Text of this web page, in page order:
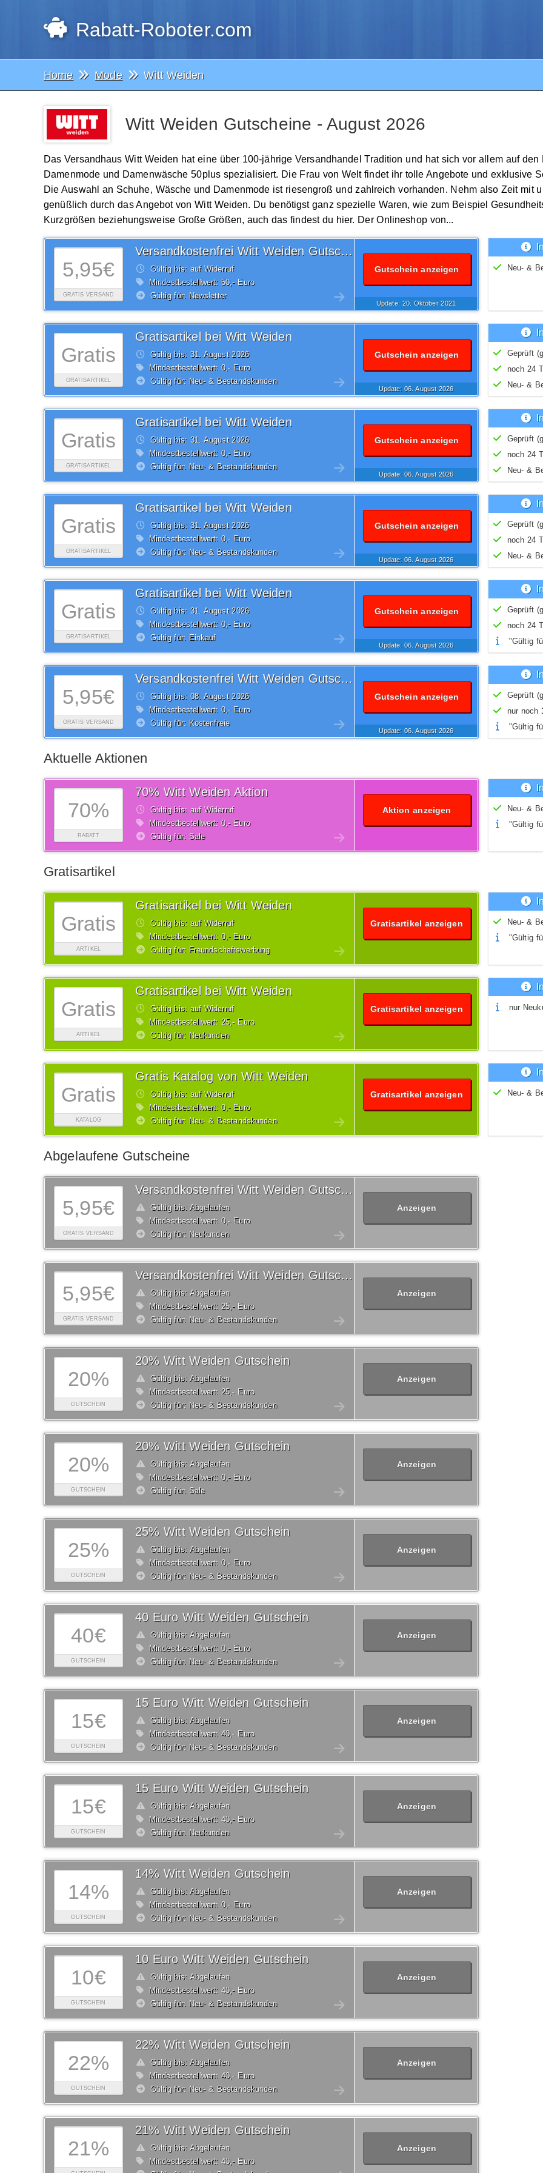
Rabatt-Roboter.com
Home Mode Witt Weiden
Witt Weiden Gutscheine - August 2026
Das Versandhaus Witt Weiden hat eine über 100-jährige Versandhandel Tradition und hat sich vor allem auf den
Damenmode und Damenwäsche 50plus spezialisiert. Die Frau von Welt findet ihr tolle Angebote und exklusive
Die Auswahl an Schuhe, Wäsche und Damenmode ist riesengroß und zahlreich vorhanden. Nehm also Zeit mit
genüßlich durch das Angebot von Witt Weiden. Du benötigst ganz spezielle Waren, wie zum Beispiel
Kurzgrößen beziehungsweise Große Größen, auch das findest du hier. Der Onlineshop von...
5,95€
GRATIS VERSAND
Versandkostenfrei Witt Weiden Gutschein
Gültig bis: auf Widerruf
Mindestbestellwert: 50,- Euro
Gültig für: Newsletter
Gutschein anzeigen
Update: 20. Oktober2021
Neu- &
Gratis
GRATISARTIKEL
Gratisartikel bei Witt Weiden
Gültig bis: 31. August2026
Mindestbestellwert: 0,- Euro
Gültig für: Neu- & Bestandskunden
Gutschein anzeigen
Update: 06.August2026
Geprüft
noch 24
Neu- &
Gratis
GRATISARTIKEL
Gratisartikel bei Witt Weiden
Gültig bis: 31. August2026
Mindestbestellwert: 0,- Euro
Gültig für: Neu- & Bestandskunden
Gutschein anzeigen
Update: 06.August2026
Geprüft
noch 24
Neu- &
Gratis
GRATISARTIKEL
Gratisartikel bei Witt Weiden
Gültig bis: 31. August2026
Mindestbestellwert: 0,- Euro
Gültig für: Neu- & Bestandskunden
Gutschein anzeigen
Update: 06.August2026
Geprüft
noch 24
Neu- &
Gratis
GRATISARTIKEL
Gratisartikel bei Witt Weiden
Gültig bis: 31. August2026
Mindestbestellwert: 0,- Euro
Gültig für: Einkauf
Gutschein anzeigen
Update: 06.August2026
Geprüft
noch 24
"Gültig
5,95€
GRATIS VERSAND
Versandkostenfrei Witt Weiden Gutschein
Gültig bis: 08. August2026
Mindestbestellwert: 0,- Euro
Gültig für: Kostenfreie
Gutschein anzeigen
Update: 06.August2026
Geprüft
nur noch
"Gültig
Aktuelle Aktionen
70%
RABATT
70% Witt Weiden Aktion
Gültig bis: auf Widerruf
Mindestbestellwert: 0,- Euro
Gültig für: Sale
Aktion anzeigen
Neu- &
"Gültig
Gratisartikel
Gratis
ARTIKEL
Gratisartikel bei Witt Weiden
Gültig bis: auf Widerruf
Mindestbestellwert: 0,- Euro
Gültig für: Freundschaftswerbung
Gratisartikel anzeigen
Neu- &
"Gültig
Gratis
ARTIKEL
Gratisartikel bei Witt Weiden
Gültig bis: auf Widerruf
Mindestbestellwert: 25,- Euro
Gültig für: Neukunden
Gratisartikel anzeigen nur
Gratis
KATALOG
Gratis Katalog von Witt Weiden
Gültig bis: auf Widerruf
Mindestbestellwert: 0,- Euro
Gültig für: Neu- & Bestandskunden
Gratisartikel anzeigen Neu- &
Abgelaufene Gutscheine
5,95€
GRATIS VERSAND
Versandkostenfrei Witt Weiden Gutschein
Gültig bis: Abgelaufen
Mindestbestellwert: 0,- Euro
Gültig für: Neukunden
Anzeigen
5,95€
GRATIS VERSAND
Versandkostenfrei Witt Weiden Gutschein
Gültig bis: Abgelaufen
Mindestbestellwert: 25,- Euro
Gültig für: Neu- & Bestandskunden
Anzeigen
20%
GUTSCHEIN
20% Witt Weiden Gutschein
Gültig bis: Abgelaufen
Mindestbestellwert: 25,- Euro
Gültig für: Neu- & Bestandskunden
Anzeigen
20%
GUTSCHEIN
20% Witt Weiden Gutschein
Gültig bis: Abgelaufen
Mindestbestellwert: 0,- Euro
Gültig für: Sale
Anzeigen
25%
GUTSCHEIN
25% Witt Weiden Gutschein
Gültig bis: Abgelaufen
Mindestbestellwert: 0,- Euro
Gültig für: Neu- & Bestandskunden
Anzeigen
40€
GUTSCHEIN
40 Euro Witt Weiden Gutschein
Gültig bis: Abgelaufen
Mindestbestellwert: 0,- Euro
Gültig für: Neu- & Bestandskunden
Anzeigen
15€
GUTSCHEIN
15 Euro Witt Weiden Gutschein
Gültig bis: Abgelaufen
Mindestbestellwert: 40,- Euro
Gültig für: Neu- & Bestandskunden
Anzeigen
15€
GUTSCHEIN
15 Euro Witt Weiden Gutschein
Gültig bis: Abgelaufen
Mindestbestellwert: 40,- Euro
Gültig für: Neukunden
Anzeigen
14%
GUTSCHEIN
14% Witt Weiden Gutschein
Gültig bis: Abgelaufen
Mindestbestellwert: 0,- Euro
Gültig für: Neu- & Bestandskunden
Anzeigen
10€
GUTSCHEIN
10 Euro Witt Weiden Gutschein
Gültig bis: Abgelaufen
Mindestbestellwert: 40,- Euro
Gültig für: Neu- & Bestandskunden
Anzeigen
22%
GUTSCHEIN
22% Witt Weiden Gutschein
Gültig bis: Abgelaufen
Mindestbestellwert: 40,- Euro
Gültig für: Neu- & Bestandskunden
Anzeigen
21%
21% Witt Weiden Gutschein
Gültig bis: Abgelaufen
Mindestbestellwert: 40,- Euro
Anzeigen